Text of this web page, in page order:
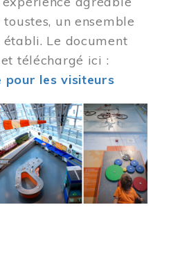
un ensemble
Le document
téléchargé ici :
pour les visiteurs